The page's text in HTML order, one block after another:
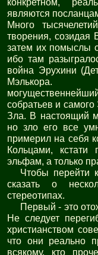
конкретном,
являются
Много
творения,
затем их помыслы
ибо там
война Эрухини
Мэлькора.
собратьев и
Зла. В настоящий
но зло его все
примерил на себя
Кольцами, кстати
эльфам, а только
Чтобы перейти
сказать о
стереотипах.
Первый - это
Не следует
христианством
что они реально
всякому, кто